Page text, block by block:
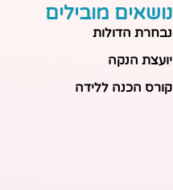
נושאים מובילים
נבחרת הדולות
יועצת הנקה
קורס הכנה ללידה